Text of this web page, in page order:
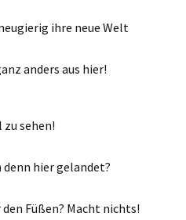
ihre neue Welt
anders aus hier!
zu sehen!
denn hier gelandet?
Füßen? Macht nichts!